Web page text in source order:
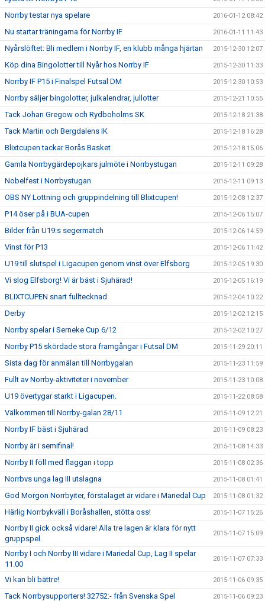
Norrby testar nya spelare 2016-01-12 08:42
Nu startar träningarna för Norrby IF 2016-01-11 11:43
Nyårslöftet: Bli medlem i Norrby IF, en klubb många hjärtan 2015-12-30 12:07
Köp dina Bingolotter till Nyår hos Norrby IF 2015-12-30 11:33
Norrby IF P15 i Finalspel Futsal DM 2015-12-30 10:53
Norrby säljer bingolotter, julkalendrar, jullotter 2015-12-21 10:55
Tack Johan Gregow och Rydboholms SK 2015-12-18 21:38
Tack Martin och Bergdalens IK 2015-12-18 16:28
Blixtcupen tackar Borås Basket 2015-12-18 15:06
Gamla Norrbygärdepojkars julmöte i Norrbystugan 2015-12-11 09:28
Nobelfest i Norrbystugan 2015-12-11 09:13
OBS NY Lottning och gruppindelning till Blixtcupen! 2015-12-08 12:37
P14 öser på i BUA-cupen 2015-12-06 15:07
Bilder från U19:s segermatch 2015-12-06 14:59
Vinst för P13 2015-12-06 11:42
U19 till slutspel i Ligacupen genom vinst över Elfsborg 2015-12-05 19:30
Vi slog Elfsborg! Vi är bäst i Sjuhärad! 2015-12-05 16:19
BLIXTCUPEN snart fulltecknad 2015-12-04 10:22
Derby 2015-12-02 12:15
Norrby spelar i Serneke Cup 6/12 2015-12-02 10:27
Norrby P15 skördade stora framgångar i Futsal DM 2015-11-29 20:11
Sista dag för anmälan till Norrbygalan 2015-11-23 11:59
Fullt av Norrby-aktiviteter i november 2015-11-23 10:08
U19 övertygar starkt i Ligacupen. 2015-11-22 08:58
Välkommen till Norrby-galan 28/11 2015-11-09 12:21
Norrby IF bäst i Sjuhärad 2015-11-09 08:23
Norrby är i semifinal! 2015-11-08 14:33
Norrby II föll med flaggan i topp 2015-11-08 02:36
Norrbvs unga lag III utslagna 2015-11-08 01:41
God Morgon Norrbyiter, förstalaget är vidare i Mariedal Cup 2015-11-08 01:32
Härlig Norrbykväll i Boråshallen, stötta oss! 2015-11-07 15:26
Norrby II gick också vidare! Alla tre lagen är klara för nytt
gruppspel.
2015-11-07 15:09
Norrby I och Norrby III vidare i Mariedal Cup, Lag II spelar
11.00
2015-11-07 07:33
Vi kan bli bättre! 2015-11-06 09:35
Tack Norrbysupporters! 32752:- från Svenska Spel 2015-11-06 09:23